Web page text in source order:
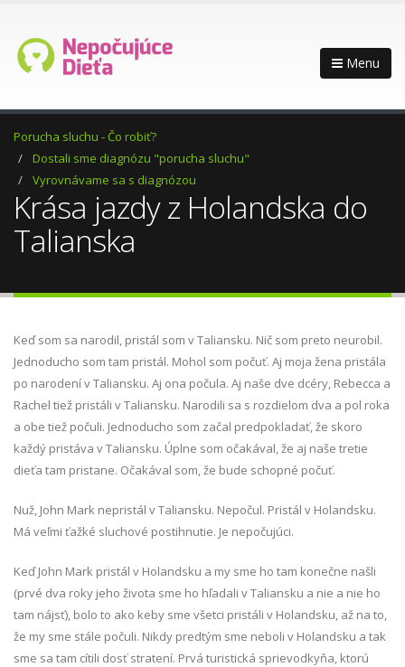
Menu
Porucha sluchu - Čo robiť?
Dostali sme diagnózu "porucha sluchu"
Vyrovnávame sa s diagnózou
Krása jazdy z Holandska do
Talianska
Keď som sa narodil, pristál som v Taliansku. Nič som preto neurobil.
Jednoducho som tam pristál. Mohol som počuť. Aj moja žena pristála
po narodení v Taliansku. Aj ona počula. Aj naše dve dcéry, Rebecca a
Rachel tiež pristáli v Taliansku. Narodili sa s rozdielom dva a pol roka
a obe tiež počuli. Jednoducho som začal predpokladať, že skoro
každý pristáva v Taliansku. Úplne som očakával, že aj naše tretie
dieťa tam pristane. Očakával som, že bude schopné počuť.
Nuž, John Mark nepristál v Taliansku. Nepočul. Pristál v Holandsku.
Má veľmi ťažké sluchové postihnutie. Je nepočujúci.
Keď John Mark pristál v Holandsku a my sme ho tam konečne našli
(prvé dva roky jeho života sme ho hľadali v Taliansku a nie a nie ho
tam nájsť), bolo to ako keby sme všetci pristáli v Holandsku, až na to,
že my sme stále počuli. Nikdy predtým sme neboli v Holandsku a tak
sme sa tam cítili dosť stratení. Prvá turistická sprievodkyňa, ktorú